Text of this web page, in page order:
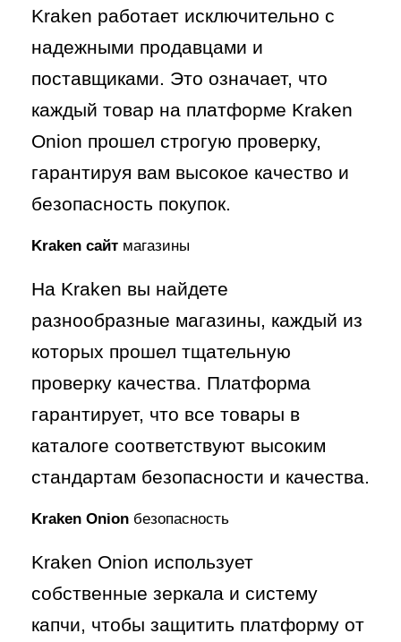
Kraken работает исключительно с
надежными продавцами и
поставщиками. Это означает, что
каждый товар на платформе Kraken
Onion прошел строгую проверку,
гарантируя вам высокое качество и
безопасность покупок.
Kraken сайт магазины
На Kraken вы найдете
разнообразные магазины, каждый из
которых прошел тщательную
проверку качества. Платформа
гарантирует, что все товары в
каталоге соответствуют высоким
стандартам безопасности и качества.
Kraken Onion безопасность
Kraken Onion использует
собственные зеркала и систему
капчи, чтобы защитить платформу от